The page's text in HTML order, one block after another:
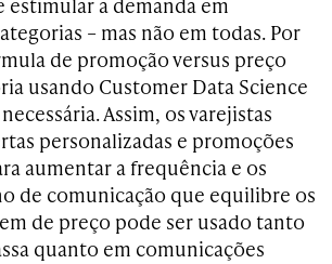
– mas não em todas. Por
de promoção versus preço
usando Customer Data Science
Assim, os varejistas
personalizadas e promoções
aumentar a frequência e os
de comunicação que equilibre os
de preço pode ser usado tanto
quanto em comunicações